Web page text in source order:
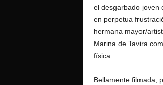
el desgarbado joven
en perpetua
hermana mayor/
Marina de Tavira
física.
Bellamente filmada,